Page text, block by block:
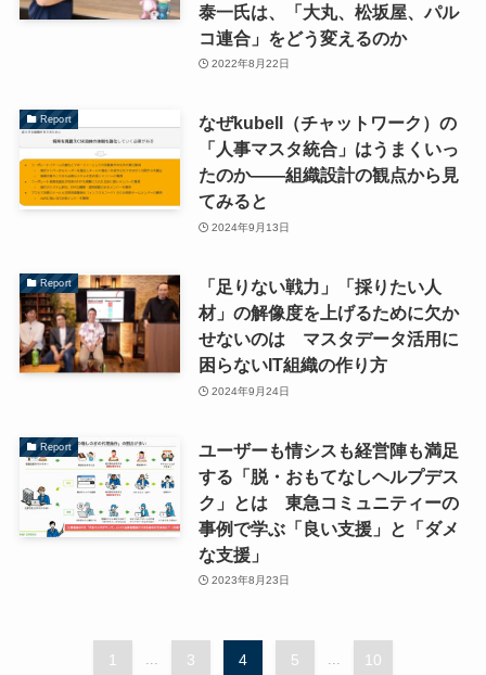
泰一氏は、「大丸、松坂屋、パル
コ連合」をどう変えるのか
2022年8月22日
Report
なぜkubell（チャットワーク）の
「人事マスタ統合」はうまくいっ
たのか——組織設計の観点から見
てみると
2024年9月13日
Report
「足りない戦力」「採りたい人
材」の解像度を上げるために欠か
せないのは マスタデータ活用に
困らないIT組織の作り方
2024年9月24日
Report
ユーザーも情シスも経営陣も満足
する「脱・おもてなしヘルプデス
ク」とは 東急コミュニティーの
事例で学ぶ「良い支援」と「ダメ
な支援」
2023年8月23日
1 ... 3 4 5 ... 10